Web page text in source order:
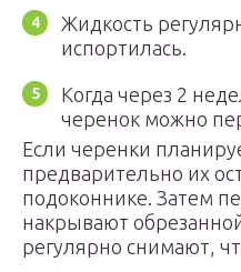
Жидкость
испортилась.
Когда через 2
черенок можно
Если черенки
предварительно их
подоконнике. Затем
накрывают
регулярно снимают,